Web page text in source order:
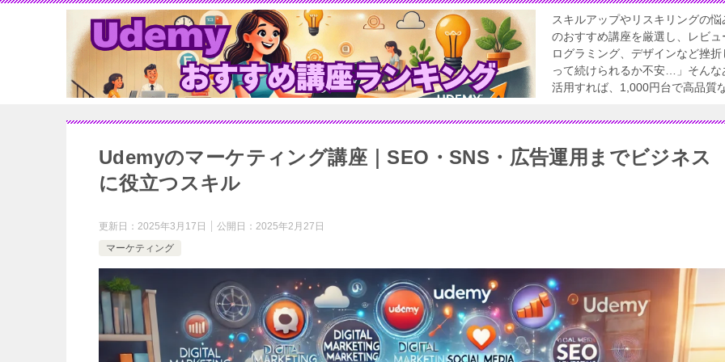
スキルアップやリスキリングの
のおすすめ講座を厳選し、レビ
ログラミング、デザインなど挫
って続けられるか不安…」そん
活用すれば、1,000円台で高品質
Udemyのマーケティング講座｜SEO・SNS・広告運用までビジネス
に役立つスキル
更新日： 2025年3月17日 公開日： 2025年2月27日
マーケティング